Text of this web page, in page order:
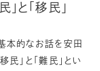
と「移民」
本的なお話を安田
民」と「難民」とい